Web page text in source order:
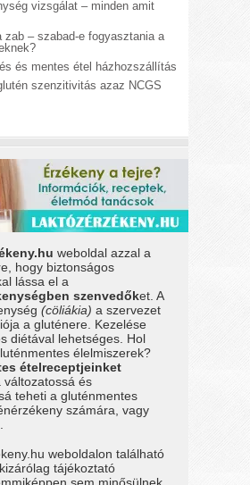
vizsgálat – minden amit
zab – szabad-e fogyasztania a
és mentes étel házhozszállítás
szenzitivitás azaz NCGS
weboldal azzal a
hogy biztonságos
lássa el a
szenvedőket. A
(cöliákia) a szervezet
a gluténere. Kezelése
diétával lehetséges. Hol
élelmiszerek?
ételreceptjeinket
változatossá és
teheti a gluténmentes
számára, vagy
weboldalon található
tájékoztató
sem minősülnek